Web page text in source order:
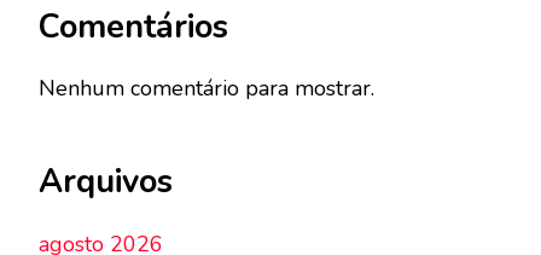
Comentários
Nenhum comentário para mostrar.
Arquivos
agosto 2026